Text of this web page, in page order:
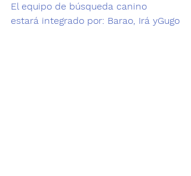
El equipo de búsqueda canino
estará integrado por: Barao, Irá yGugo